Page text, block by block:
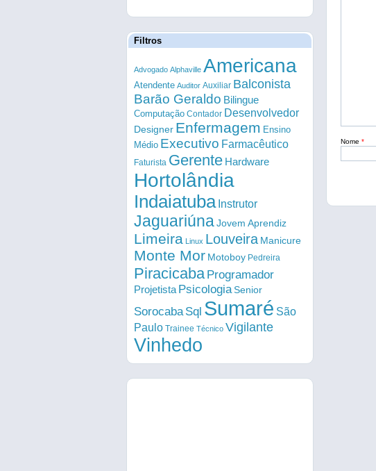
Nome *
Filtros
Advogado Alphaville Americana
Atendente Auditor Auxiliar Balconista
Barão Geraldo Bilingue
Computação Contador Desenvolvedor
Designer Enfermagem Ensino
Médio Executivo Farmacêutico
Faturista Gerente Hardware
Hortolândia
Indaiatuba Instrutor
Jaguariúna Jovem Aprendiz
Limeira Linux Louveira Manicure
Monte Mor Motoboy Pedreira
Piracicaba Programador
Projetista PsicologiaSenior
Sorocaba Sql Sumaré São
Paulo Trainee Técnico Vigilante
Vinhedo